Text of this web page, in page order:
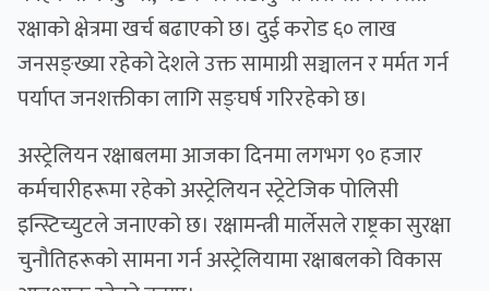
रक्षाको क्षेत्रमा खर्च बढाएको छ। दुई करोड ६० लाख
जनसङ्ख्या रहेको देशले उक्त सामाग्री सञ्चालन र मर्मत गर्न
पर्याप्त जनशक्तीका लागि सङ्घर्ष गरिरहेको छ।
अस्ट्रेलियन रक्षाबलमा आजका दिनमा लगभग ९० हजार
कर्मचारीहरूमा रहेको अस्ट्रेलियन स्ट्रेटेजिक पोलिसी
इन्स्टिच्युटले जनाएको छ। रक्षामन्त्री मार्लेसले राष्ट्रका सुरक्षा
चुनौतिहरूको सामना गर्न अस्ट्रेलियामा रक्षाबलको विकास